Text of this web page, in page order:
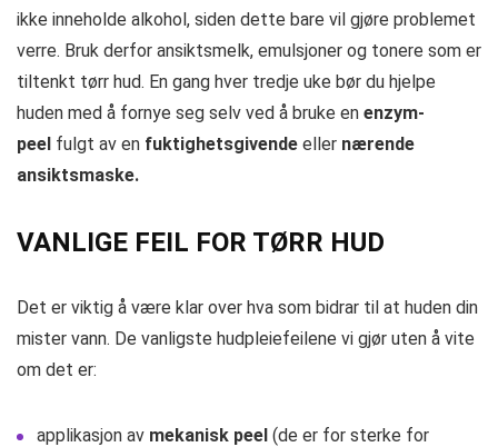
ikke inneholde alkohol, siden dette bare vil gjøre problemet
verre. Bruk derfor ansiktsmelk, emulsjoner og tonere som er
tiltenkt tørr hud. En gang hver tredje uke bør du hjelpe
huden med å fornye seg selv ved å bruke en enzym-
peel fulgt av en fuktighetsgivende eller nærende
ansiktsmaske.
VANLIGE FEIL FOR TØRR HUD
Det er viktig å være klar over hva som bidrar til at huden din
mister vann. De vanligste hudpleiefeilene vi gjør uten å vite
om det er:
applikasjon av mekanisk peel (de er for sterke for